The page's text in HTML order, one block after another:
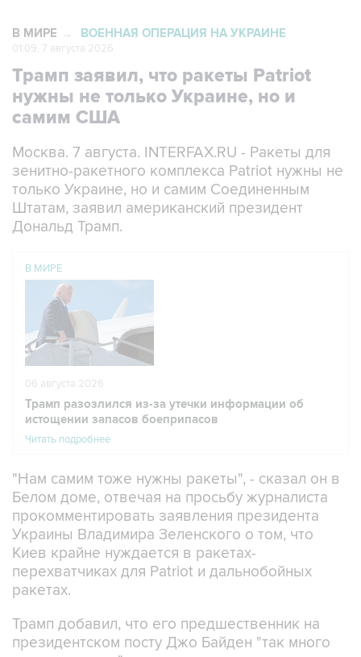
В МИРЕ → ВОЕННАЯ ОПЕРАЦИЯ НА УКРАИНЕ
01:09, 7 августа 2026
Трамп заявил, что ракеты Patriot
нужны не только Украине, но и
самим США
Москва. 7 августа. INTERFAX.RU - Ракеты для
зенитно-ракетного комплекса Patriot нужны не
только Украине, но и самим Соединенным
Штатам, заявил американский президент
Дональд Трамп.
В МИРЕ
06 августа 2026
Трамп разозлился из-за утечки информации об
истощении запасов боеприпасов
Читать подробнее
"Нам самим тоже нужны ракеты", - сказал он в
Белом доме, отвечая на просьбу журналиста
прокомментировать заявления президента
Украины Владимира Зеленского о том, что
Киев крайне нуждается в ракетах-
перехватчиках для Patriot и дальнобойных
ракетах.
Трамп добавил, что его предшественник на
президентском посту Джо Байден "так много